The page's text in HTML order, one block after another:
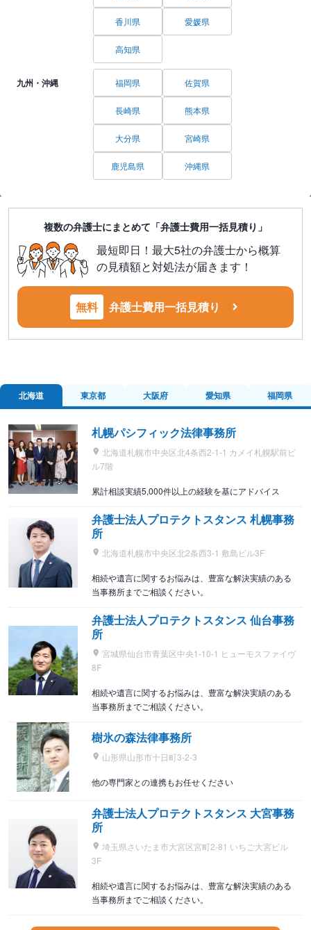
香川県 愛媛県
高知県
九州・沖縄 福岡県 佐賀県
長崎県 熊本県
大分県 宮崎県
鹿児島県 沖縄県
複数の弁護士にまとめて「弁護士費用一括見積り」
最短即日！最大5社の弁護士から概算
の見積額と対処法が届きます！
無料 弁護士費用一括見積り
北海道 東京都 大阪府 愛知県 福岡県
札幌パシフィック法律事務所
北海道札幌市中央区北4条西2-1-1 カメイ札幌駅前ビ
ル7階
累計相談実績5,000件以上の経験を基にアドバイス
弁護士法人プロテクトスタンス 札幌事務
所
北海道札幌市中央区北2条西3-1 敷島ビル3F
相続や遺言に関するお悩みは、豊富な解決実績のある
当事務所までご相談ください。
弁護士法人プロテクトスタンス 仙台事務
所
宮城県仙台市青葉区中央1-10-1 ヒューモスファイヴ
8F
相続や遺言に関するお悩みは、豊富な解決実績のある
当事務所までご相談ください。
樹氷の森法律事務所
山形県山形市十日町3-2-3
他の専門家との連携もお任せください
弁護士法人プロテクトスタンス 大宮事務
所
埼玉県さいたま市大宮区宮町2-81 いちご大宮ビル
3F
相続や遺言に関するお悩みは、豊富な解決実績のある
当事務所までご相談ください。